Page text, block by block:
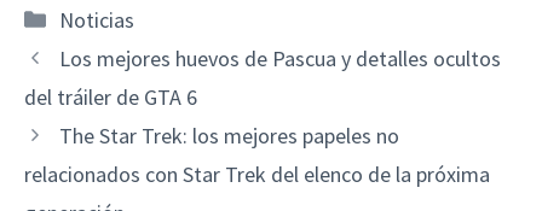
Categorías
Noticias
Los mejores huevos de Pascua y detalles ocultos
del tráiler de GTA 6
The Star Trek: los mejores papeles no
relacionados con Star Trek del elenco de la próxima